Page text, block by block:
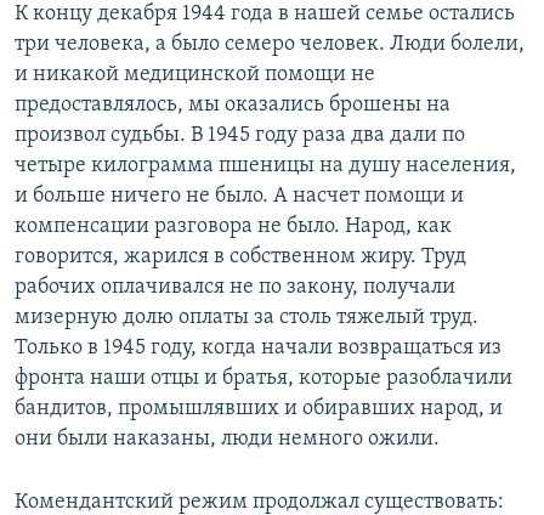
К концу декабря 1944 года в нашей семье остались
три человека, а было семеро человек. Люди болели,
и никакой медицинской помощи не
предоставлялось, мы оказались брошены на
произвол судьбы. В 1945 году раза два дали по
четыре килограмма пшеницы на душу населения,
и больше ничего не было. А насчет помощи и
компенсации разговора не было. Народ, как
говорится, жарился в собственном жиру. Труд
рабочих оплачивался не по закону, получали
мизерную долю оплаты за столь тяжелый труд.
Только в 1945 году, когда начали возвращаться из
фронта наши отцы и братья, которые разоблачили
бандитов, промышлявших и обиравших народ, и
они были наказаны, люди немного ожили.
Комендантский режим продолжал существовать: